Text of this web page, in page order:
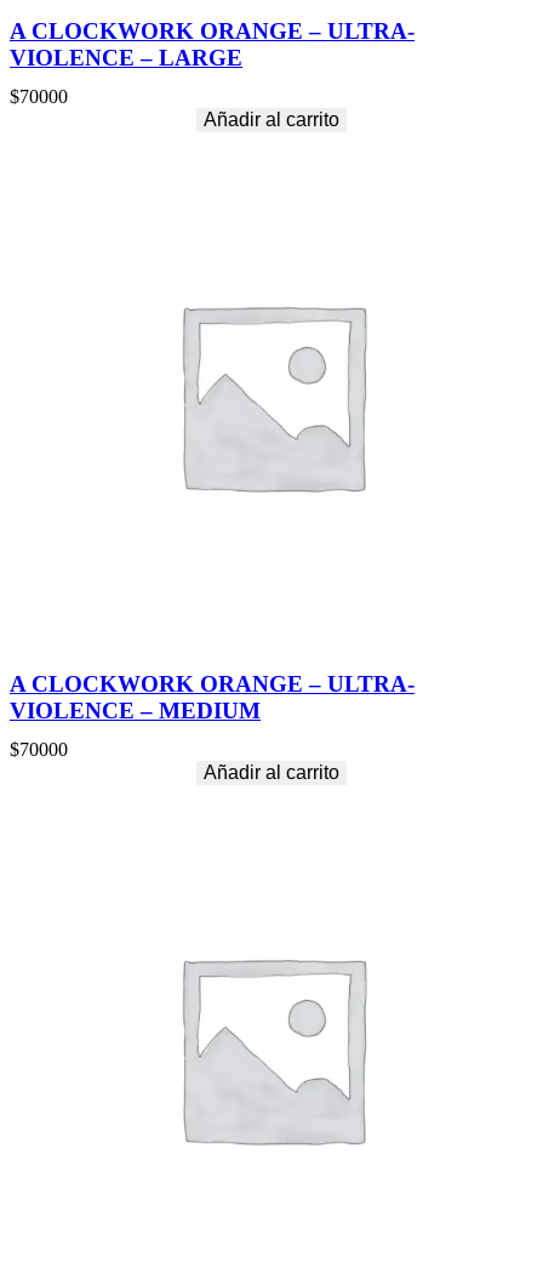
A CLOCKWORK ORANGE – ULTRA-
VIOLENCE – LARGE
$70000
Añadir al carrito
A CLOCKWORK ORANGE – ULTRA-
VIOLENCE – MEDIUM
$70000
Añadir al carrito